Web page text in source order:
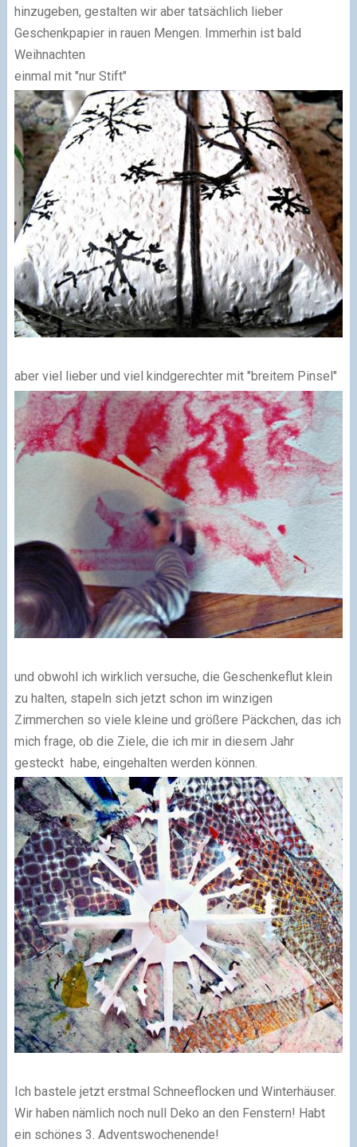
hinzugeben, gestalten wir aber tatsächlich lieber
Geschenkpapier in rauen Mengen. Immerhin ist bald
Weihnachten
einmal mit "nur Stift"
aber viel lieber und viel kindgerechter mit "breitem Pinsel"
und obwohl ich wirklich versuche, die Geschenkeflut klein
zu halten, stapeln sich jetzt schon im winzigen
Zimmerchen so viele kleine und größere Päckchen, das ich
mich frage, ob die Ziele, die ich mir in diesem Jahr
gesteckt habe, eingehalten werden können.
Ich bastele jetzt erstmal Schneeflocken und Winterhäuser.
Wir haben nämlich noch null Deko an den Fenstern! Habt
ein schönes 3. Adventswochenende!